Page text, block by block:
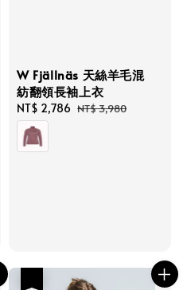
W Fjällnäs 天絲羊毛混
紡翻領長袖上衣
Sale
price
NT$ 2,786 Regular
NT$ 3,980